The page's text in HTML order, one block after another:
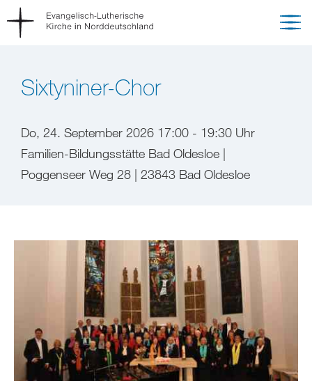
Sixtyniner-Chor
Do, 24. September 2026 17:00 - 19:30 Uhr
Familien-Bildungsstätte Bad Oldesloe |
Poggenseer Weg 28 | 23843 Bad Oldesloe